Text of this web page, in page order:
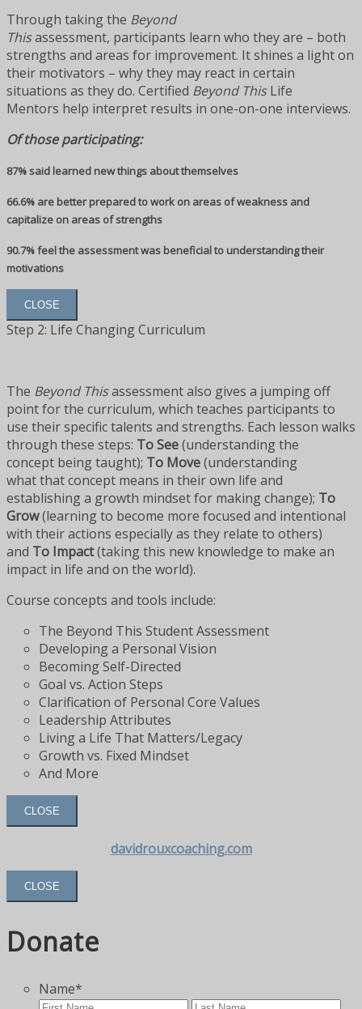
Through taking the Beyond
Thisassessment, participants learn who they are – both
strengths and areas for improvement. It shines a light on
their motivators – why they may react in certain
situations as they do. Certified Beyond ThisLife
Mentors help interpret results in one-on-one interviews.
Of those participating:
87% said learned new things about themselves
66.6% are better prepared to work on areas of weakness and
capitalize on areas of strengths
90.7% feel the assessment was beneficial to understanding their
motivations
CLOSE
Step 2: Life Changing Curriculum
The Beyond Thisassessment also gives a jumping off
point for the curriculum, which teaches participants to
use their specific talents and strengths. Each lesson walks
through these steps: To See(understanding the
concept being taught); To Move(understanding
what that concept means in their own life and
establishing a growth mindset for making change); To
Grow(learning to become more focused and intentional
with their actions especially as they relate to others)
and To Impact(taking this new knowledge to make an
impact in life and on the world).
Course concepts and tools include:
The Beyond This Student Assessment
Developing a Personal Vision
Becoming Self-Directed
Goal vs. Action Steps
Clarification of Personal Core Values
Leadership Attributes
Living a Life That Matters/Legacy
Growth vs. Fixed Mindset
And More
CLOSE
davidrouxcoaching.com
CLOSE
Donate
Name*